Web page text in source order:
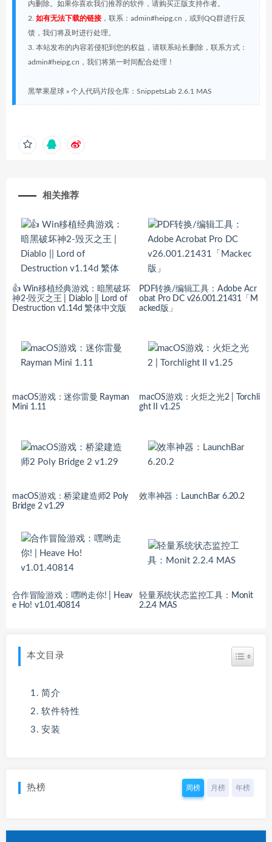
内删除。如果你喜欢我们推荐的软件，请购买正版支持作者。
2. 如有无法下载的链接，联系：admin#heipg.cn，或到QQ群进行反
馈，我们将及时进行处理。
3. 本站发布的内容若侵犯到您的权益，请联系站长删除，联系方式：
admin#heipg.cn，我们将第一时间配合处理！
黑苹果星球 » 个人代码片段仓库：SnippetsLab 2.6.1 MAS
相关推荐
👍 Win移植经典游戏：暗黑破坏
神2-毁灭之王 | Diablo || Lord of
Destruction v1.14d 繁体中文版
PDF转换/编辑工具：Adobe Acr
obat Pro DC v26.001.21431「M
acked版」
macOS游戏：迷你雷曼 Rayman
Mini 1.11
macOS游戏：火炬之光2 | Torchli
ght II v1.25
macOS游戏：桥梁建造师2 Poly
Bridge 2 v1.29
效率神器：LaunchBar 6.20.2
合作冒险游戏：嘿哟走你! | Heav
e Ho! v1.01.40814
轻量系统状态监控工具：Monit
2.2.4 MAS
本文目录
简介
软件特性
安装
热榜 周榜 月榜 年榜